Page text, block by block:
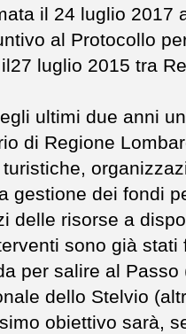
il 24 luglio 2017
al Protocollo
luglio 2015 tra
ultimi due anni
di Regione
gestione dei fondi
delle risorse a
sono già
per salire al
dello Stelvio
obiettivo sarà,